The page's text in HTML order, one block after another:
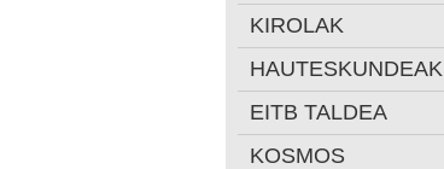
KIROLAK
HAUTESKUNDEAK
EITB TALDEA
KOSMOS